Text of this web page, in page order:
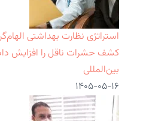
استراتژی نظارت بهداشتی
کشف حشرات ناقل را افزایش
بین‌المللی
۱۴۰۵-۰۵-۱۶